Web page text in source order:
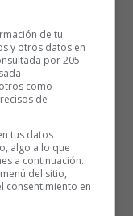
de tu
y otros datos en
por 205
como
de
tus datos
algo a lo que
a continuación.
del sitio,
consentimiento en